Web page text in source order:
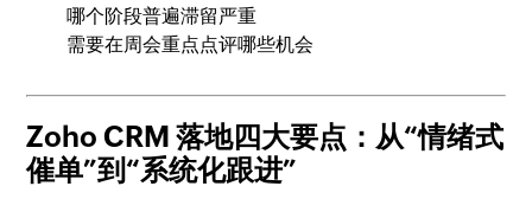
哪个阶段普遍滞留严重
需要在周会重点点评哪些机会
Zoho CRM 落地四大要点：从“情绪式
催单”到“系统化跟进”